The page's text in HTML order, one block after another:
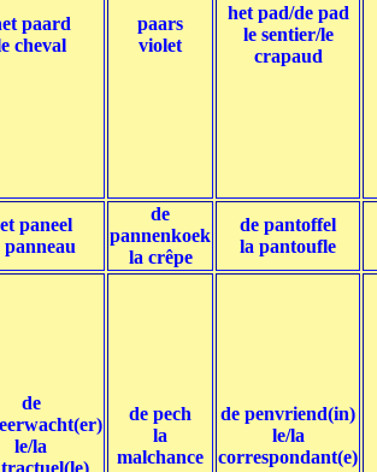
paard
cheval
paars
violet
het pad/de pad
le sentier/le
crapaud
paneel
panneau
de
pannenkoek
la crêpe
de pantoffel
la pantoufle
de
le/la
de pech
la
malchance
de penvriend(in)
le/la
correspondant(e)